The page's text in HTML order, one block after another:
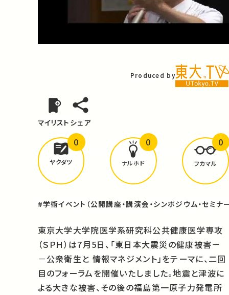
Video
Produced by
マイリスト シェア
どんな学びがありましたか？
ヤクダツ
0
ナルホド
0
フカマル
0
#学術イベント（公開講座・講演会・シンポジウム・セミナ
東京大学大学院医学系研究科公共健康医学専攻
（ＳＰＨ）は7月5日、「東日本大震災の健康被害－
－公衆衛生と 情報マネジメント」をテーマに、二回
目のフォーラムを開催いたしました。地震と津波に
よる大きな被害、その後の福島第一原子力発電所